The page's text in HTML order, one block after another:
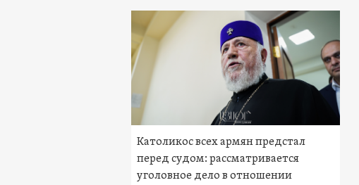
Католикос всех армян предстал
перед судом: рассматривается
уголовное дело в отношении